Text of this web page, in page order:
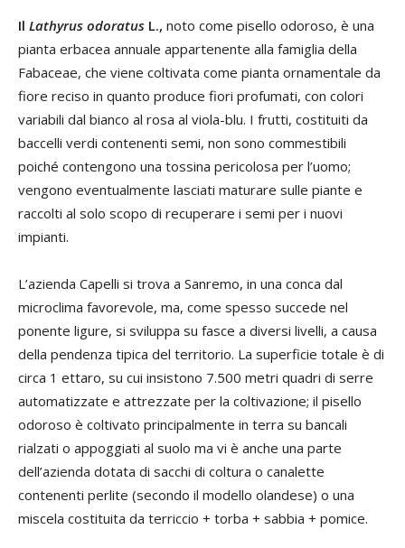
Il Lathyrus odoratus L., noto come pisello odoroso, è una
pianta erbacea annuale appartenente alla famiglia della
Fabaceae, che viene coltivata come pianta ornamentale da
fiore reciso in quanto produce fiori profumati, con colori
variabili dal bianco al rosa al viola-blu. I frutti, costituiti da
baccelli verdi contenenti semi, non sono commestibili
poiché contengono una tossina pericolosa per l’uomo;
vengono eventualmente lasciati maturare sulle piante e
raccolti al solo scopo di recuperare i semi per i nuovi
impianti.
L’azienda Capelli si trova a Sanremo, in una conca dal
microclima favorevole, ma, come spesso succede nel
ponente ligure, si sviluppa su fasce a diversi livelli, a causa
della pendenza tipica del territorio. La superficie totale è di
circa 1 ettaro, su cui insistono 7.500 metri quadri di serre
automatizzate e attrezzate per la coltivazione; il pisello
odoroso è coltivato principalmente in terra su bancali
rialzati o appoggiati al suolo ma vi è anche una parte
dell’azienda dotata di sacchi di coltura o canalette
contenenti perlite (secondo il modello olandese) o una
miscela costituita da terriccio + torba + sabbia + pomice.